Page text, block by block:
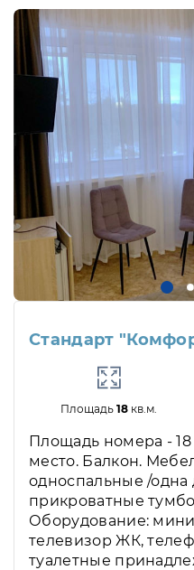
Стандарт
Площадь18 кв.м.
Площадь номера - 18
место. Балкон.
односпальные /одна
прикроватные
Оборудование:
телевизор ЖК,
туалетные